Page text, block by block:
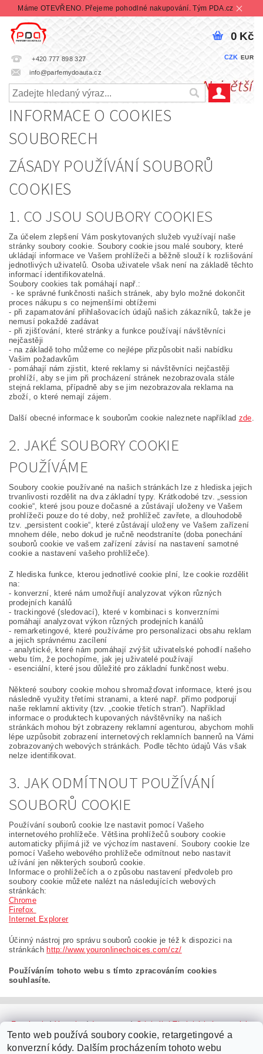
Máme OTEVŘENO. Přejeme pohodlné nakupování. Tým PDA.cz
+420 777 898 327
info@parfemydoauta.cz
CZK EUR
0 Kč
INFORMACE O COOKIES
SOUBORECH
ZÁSADY POUŽÍVÁNÍ SOUBORŮ
COOKIES
1. CO JSOU SOUBORY COOKIES
Za účelem zlepšení Vám poskytovaných služeb využívají naše
stránky soubory cookie. Soubory cookie jsou malé soubory, které
ukládají informace ve Vašem prohlížeči a běžně slouží k rozlišování
jednotlivých uživatelů. Osoba uživatele však není na základě těchto
informací identifikovatelná.
Soubory cookies tak pomáhají např.:
- ke správné funkčnosti našich stránek, aby bylo možné dokončit
proces nákupu s co nejmenšími obtížemi
- při zapamatování přihlašovacích údajů našich zákazníků, takže je
nemusí pokaždé zadávat
- při zjišťování, které stránky a funkce používají návštěvníci
nejčastěji
- na základě toho můžeme co nejlépe přizpůsobit naši nabídku
Vašim požadavkům
- pomáhají nám zjistit, které reklamy si návštěvníci nejčastěji
prohlíží, aby se jim při procházení stránek nezobrazovala stále
stejná reklama, případně aby se jim nezobrazovala reklama na
zboží, o které nemají zájem.
Další obecné informace k souborům cookie naleznete například zde.
2. JAKÉ SOUBORY COOKIE
POUŽÍVÁME
Soubory cookie používané na našich stránkách lze z hlediska jejich
trvanlivosti rozdělit na dva základní typy. Krátkodobé tzv. „session
cookie“, které jsou pouze dočasné a zůstávají uloženy ve Vašem
prohlížeči pouze do té doby, než prohlížeč zavřete, a dlouhodobě
tzv. „persistent cookie“, které zůstávají uloženy ve Vašem zařízení
mnohem déle, nebo dokud je ručně neodstraníte (doba ponechání
souborů cookie ve vašem zařízení závisí na nastavení samotné
cookie a nastavení vašeho prohlížeče).
Z hlediska funkce, kterou jednotlivé cookie plní, lze cookie rozdělit
na:
- konverzní, které nám umožňují analyzovat výkon různých
prodejních kanálů
- trackingové (sledovací), které v kombinaci s konverzními
pomáhají analyzovat výkon různých prodejních kanálů
- remarketingové, které používáme pro personalizaci obsahu reklam
a jejich správnému zacílení
- analytické, které nám pomáhají zvýšit uživatelské pohodlí našeho
webu tím, že pochopíme, jak jej uživatelé používají
- esenciální, které jsou důležité pro základní funkčnost webu.
Některé soubory cookie mohou shromažďovat informace, které jsou
následně využity třetími stranami, a které např. přímo podporují
naše reklamní aktivity (tzv. „cookie třetích stran“). Například
informace o produktech kupovaných návštěvníky na našich
stránkách mohou být zobrazeny reklamní agenturou, abychom mohli
lépe uzpůsobit zobrazení internetových reklamních bannerů na Vámi
zobrazovaných webových stránkách. Podle těchto údajů Vás však
nelze identifikovat.
3. JAK ODMÍTNOUT POUŽÍVÁNÍ
SOUBORŮ COOKIE
Používání souborů cookie lze nastavit pomocí Vašeho
internetového prohlížeče. Většina prohlížečů soubory cookie
automaticky přijímá již ve výchozím nastavení. Soubory cookie lze
pomocí Vašeho webového prohlížeče odmítnout nebo nastavit
užívání jen některých souborů cookie.
Informace o prohlížečích a o způsobu nastavení předvoleb pro
soubory cookie můžete nalézt na následujících webových
stránkách:
Chrome
Firefox
Internet Explorer
Účinný nástroj pro správu souborů cookie je též k dispozici na
stránkách http://www.youronlinechoices.com/cz/
Používáním tohoto webu s tímto zpracováním cookies
souhlasíte.
Facebook | Youtube | Instagram | Originální Thajské krémy a oleje
| Platební brána ComGate
Tento web používá soubory cookie, retargetingové a
konverzní kódy. Dalším procházením tohoto webu